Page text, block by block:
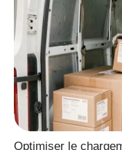
Optimiser le